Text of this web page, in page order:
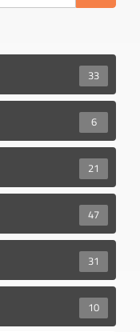
33
6
21
47
31
10